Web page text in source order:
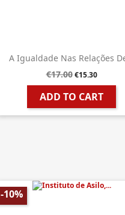
A Igualdade Nas Relações
€17.00 €15.30
ADD TO CART
 Quick view
-10%